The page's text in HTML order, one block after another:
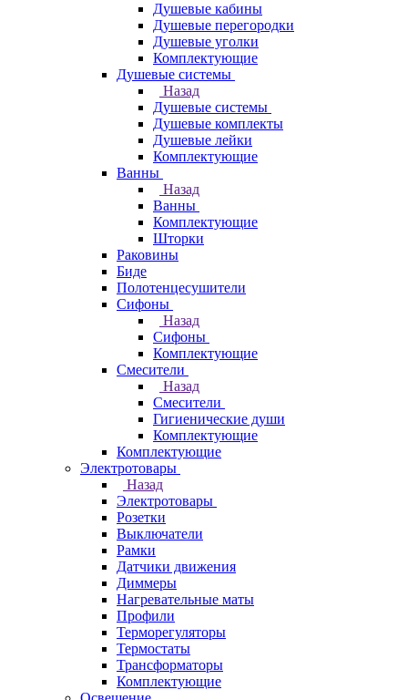
Душевые кабины
Душевые перегородки
Душевые уголки
Комплектующие
Душевые системы
Назад
Душевые системы
Душевые комплекты
Душевые лейки
Комплектующие
Ванны
Назад
Ванны
Комплектующие
Шторки
Раковины
Биде
Полотенцесушители
Сифоны
Назад
Сифоны
Комплектующие
Смесители
Назад
Смесители
Гигиенические души
Комплектующие
Комплектующие
Электротовары
Назад
Электротовары
Розетки
Выключатели
Рамки
Датчики движения
Диммеры
Нагревательные маты
Профили
Терморегуляторы
Термостаты
Трансформаторы
Комплектующие